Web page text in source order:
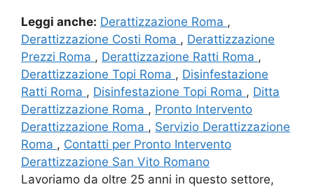
Leggi anche: Derattizzazione Roma ,
Derattizzazione Costi Roma , Derattizzazione
Prezzi Roma , Derattizzazione Ratti Roma ,
Derattizzazione Topi Roma , Disinfestazione
Ratti Roma , Disinfestazione Topi Roma , Ditta
Derattizzazione Roma , Pronto Intervento
Derattizzazione Roma , Servizio Derattizzazione
Roma , Contatti per Pronto Intervento
Derattizzazione San Vito Romano
Lavoriamo da oltre 25 anni in questo settore,